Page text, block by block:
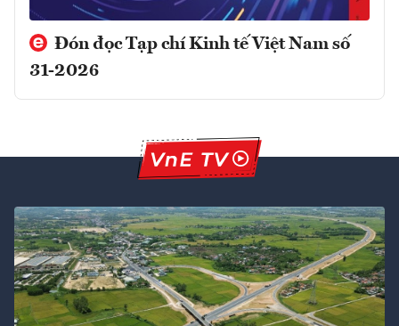
Đón đọc Tạp chí Kinh tế Việt Nam số
31-2026